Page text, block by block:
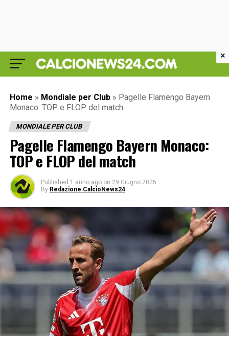
Home » Mondiale per Club » Pagelle Flamengo Bayern
Monaco: TOP e FLOP del match
MONDIALE PER CLUB
Pagelle Flamengo Bayern Monaco:
TOP e FLOP del match
Published 1 anno ago on 29 Giugno 2025
By Redazione CalcioNews24
×